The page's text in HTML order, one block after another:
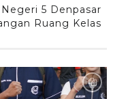
5 Denpasar
Ruang Kelas